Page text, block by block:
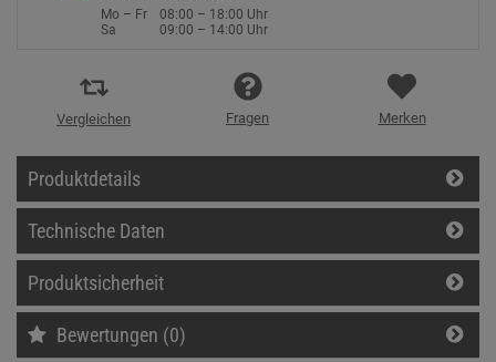
Mo – Fr
08:00 – 18:00 Uhr
Sa
09:00 – 14:00 Uhr
Vergleichen Fragen Merken
Produktdetails
Technische Daten
Produktsicherheit
Bewertungen (0)